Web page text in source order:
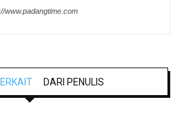
www.padangtime.com
DARI PENULIS